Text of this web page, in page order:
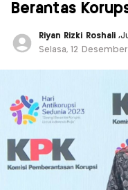
Berantas
Riyan Rizki Roshali ,
Selasa, 12